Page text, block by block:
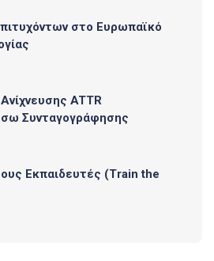
στο Ευρωπαϊκό
ATTR
Συνταγογράφησης
Εκπαιδευτές (Τrain the